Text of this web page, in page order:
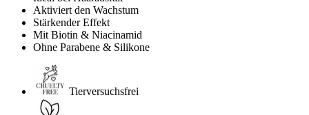
Aktiviert den Wachstum
Stärkender Effekt
Mit Biotin & Niacinamid
Ohne Parabene & Silikone
Tierversuchsfrei